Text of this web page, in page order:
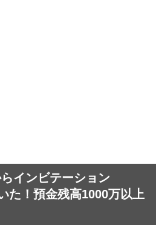
インビテーション
た！預金残高1000万以上